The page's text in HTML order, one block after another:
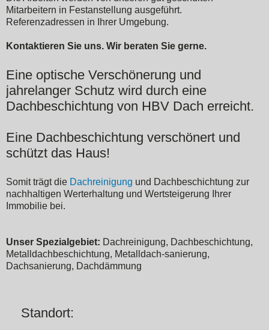
Mitarbeitern in Festanstellung ausgeführt.
Referenzadressen in Ihrer Umgebung.
Kontaktieren Sie uns. Wir beraten Sie gerne.
Eine optische Verschönerung und
jahrelanger Schutz wird durch eine
Dachbeschichtung von HBV Dach erreicht.
Eine Dachbeschichtung verschönert und
schützt das Haus!
Somit trägt die Dachreinigung und Dachbeschichtung zur
nachhaltigen Werterhaltung und Wertsteigerung Ihrer
Immobilie bei.
Unser Spezialgebiet: Dachreinigung, Dachbeschichtung,
Metalldachbeschichtung, Metalldach-sanierung,
Dachsanierung, Dachdämmung
Standort: